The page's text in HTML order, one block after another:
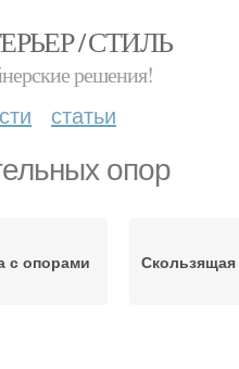
/ СТИЛЬ
решения!
статьи
опор
с опорами Скользящая